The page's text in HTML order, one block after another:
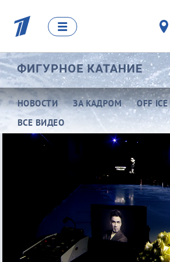
ФИГУРНОЕ КАТАНИЕ
НОВОСТИ ЗА КАДРОМ
OFF
ВСЕ ВИДЕО